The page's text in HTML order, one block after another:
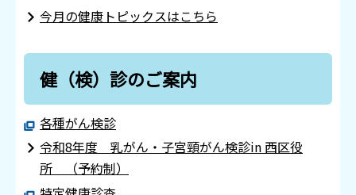
今月の健康トピックスはこちら
健（検）診のご案内
各種がん検診
令和8年度 乳がん・子宮頸がん検診in 西区役
所 （予約制）